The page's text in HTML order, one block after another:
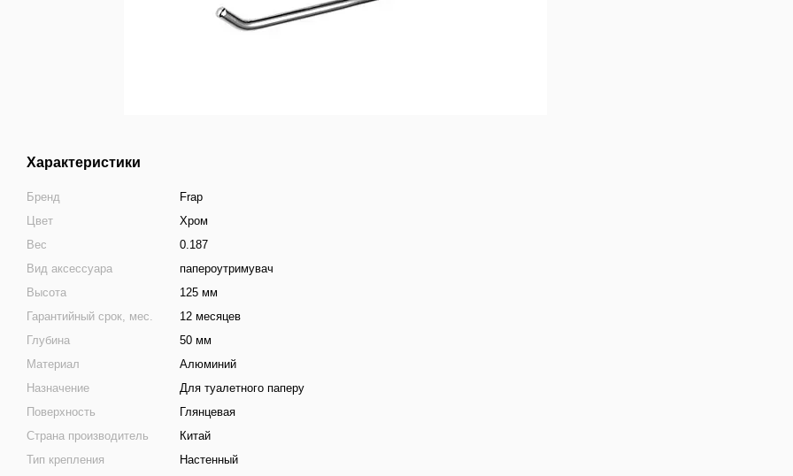
Характеристики
Бренд
Frap
Цвет
Хром
Вес
0.187
Вид аксессуара
папероутримувач
Высота
125 мм
Гарантийный срок, мес.
12 месяцев
Глубина
50 мм
Материал
Алюминий
Назначение
Для туалетного паперу
Поверхность
Глянцевая
Страна производитель
Китай
Тип крепления
Настенный